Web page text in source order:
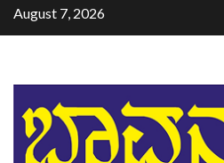
August 7, 2026